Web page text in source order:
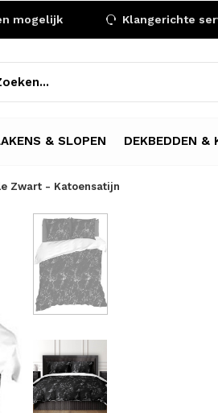
& SLOPEN DEKBEDDEN &
mogelijk Klangerichte
Zwart - Katoensatijn